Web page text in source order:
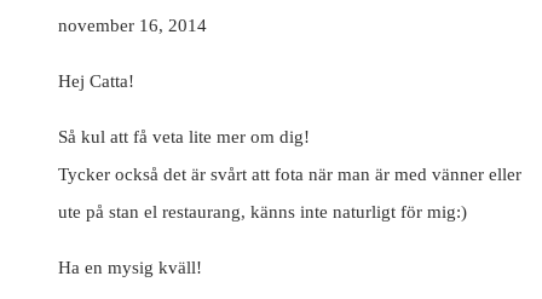
november 16, 2014
Hej Catta!
Så kul att få veta lite mer om dig!
Tycker också det är svårt att fota när man är med vänner eller
ute på stan el restaurang, känns inte naturligt för mig:)
Ha en mysig kväll!